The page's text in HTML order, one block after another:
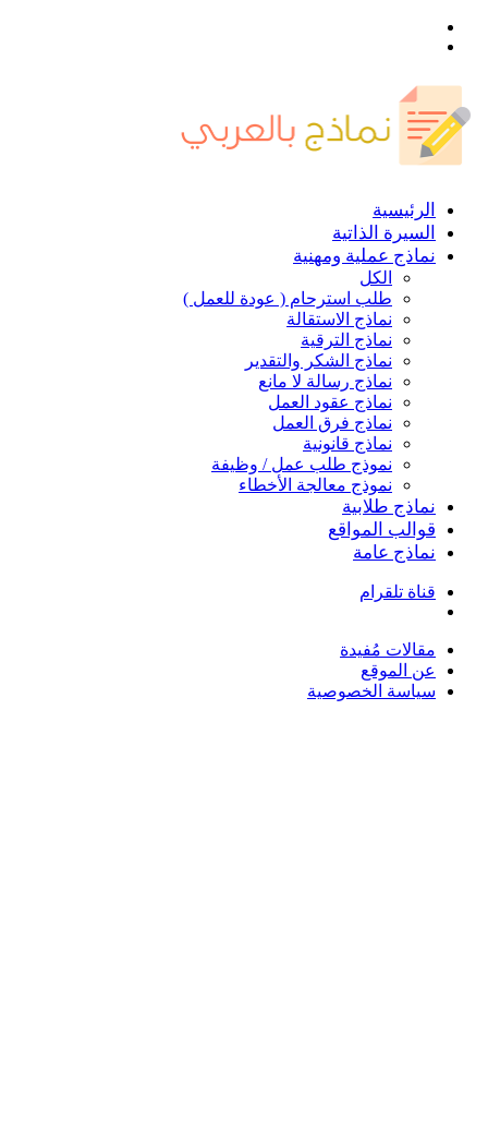
الرئيسية
السيرة الذاتية
نماذج عملية ومهنية
الكل
طلب استرحام ( عودة للعمل )
نماذج الاستقالة
نماذج الترقية
نماذج الشكر والتقدير
نماذج رسالة لا مانع
نماذج عقود العمل
نماذج فرق العمل
نماذج قانونية
نموذج طلب عمل / وظيفة
نموذج معالجة الأخطاء
نماذج طلابية
قوالب المواقع
نماذج عامة
قناة تلقرام
مقالات مُفيدة
عن الموقع
سياسة الخصوصية